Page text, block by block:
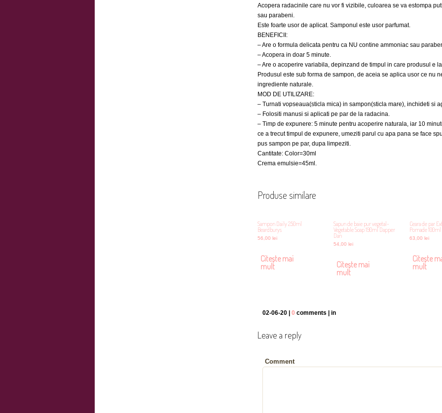
Acopera radacinile care nu vor fi vizibile, culoarea se va estompa
sau parabeni.
Este foarte usor de aplicat. Samponul este usor parfumat.
BENEFICII:
– Are o formula delicata pentru ca NU contine ammoniac sau
– Acopera in doar 5 minute.
– Are o acoperire variabila, depinzand de timpul in care produsul e
Produsul este sub forma de sampon, de aceia se aplica usor ce nu
ingrediente naturale.
MOD DE UTILIZARE:
– Turnati vopseaua(sticla mica) in sampon(sticla mare), inchideti si
– Folositi manusi si aplicati pe par de la radacina.
– Timp de expunere: 5 minute pentru acoperire naturala, iar 10
ce a trecut timpul de expunere, umeziti parul cu apa pana se face
pus sampon pe par, dupa limpeziti.
Cantitate: Color=30ml
Crema emulsie=45ml.
Produse similare
Sampon Daily 250ml
Beardburys
56,00 lei
Citește mai
mult
Sapun de baie pur vegetal-
Vegetable Soap 190ml Dapper
Dan
54,00 lei
Citește mai
mult
Ceara de par
Pomade
63,00 lei
Citește
mult
02-06-20 | 0 comments | in
Leave a reply
Comment